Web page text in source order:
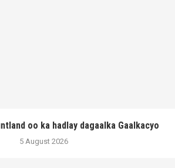
oo ka hadlay dagaalka Gaalkacyo
5 August 2026